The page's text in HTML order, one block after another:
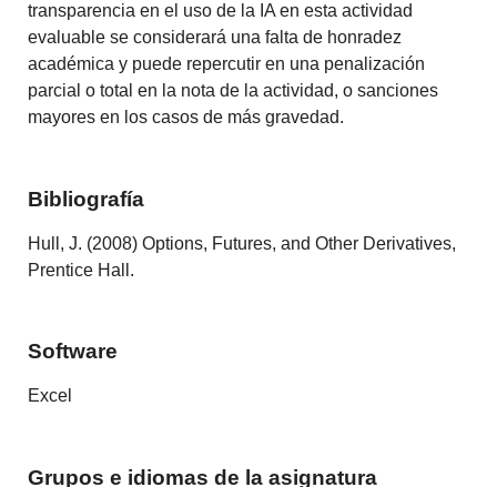
transparencia en el uso de la IA en esta actividad
evaluable se considerará una falta de honradez
académica y puede repercutir en una penalización
parcial o total en la nota de la actividad, o sanciones
mayores en los casos de más gravedad.
Bibliografía
Hull, J. (2008) Options, Futures, and Other Derivatives,
Prentice Hall.
Software
Excel
Grupos e idiomas de la asignatura